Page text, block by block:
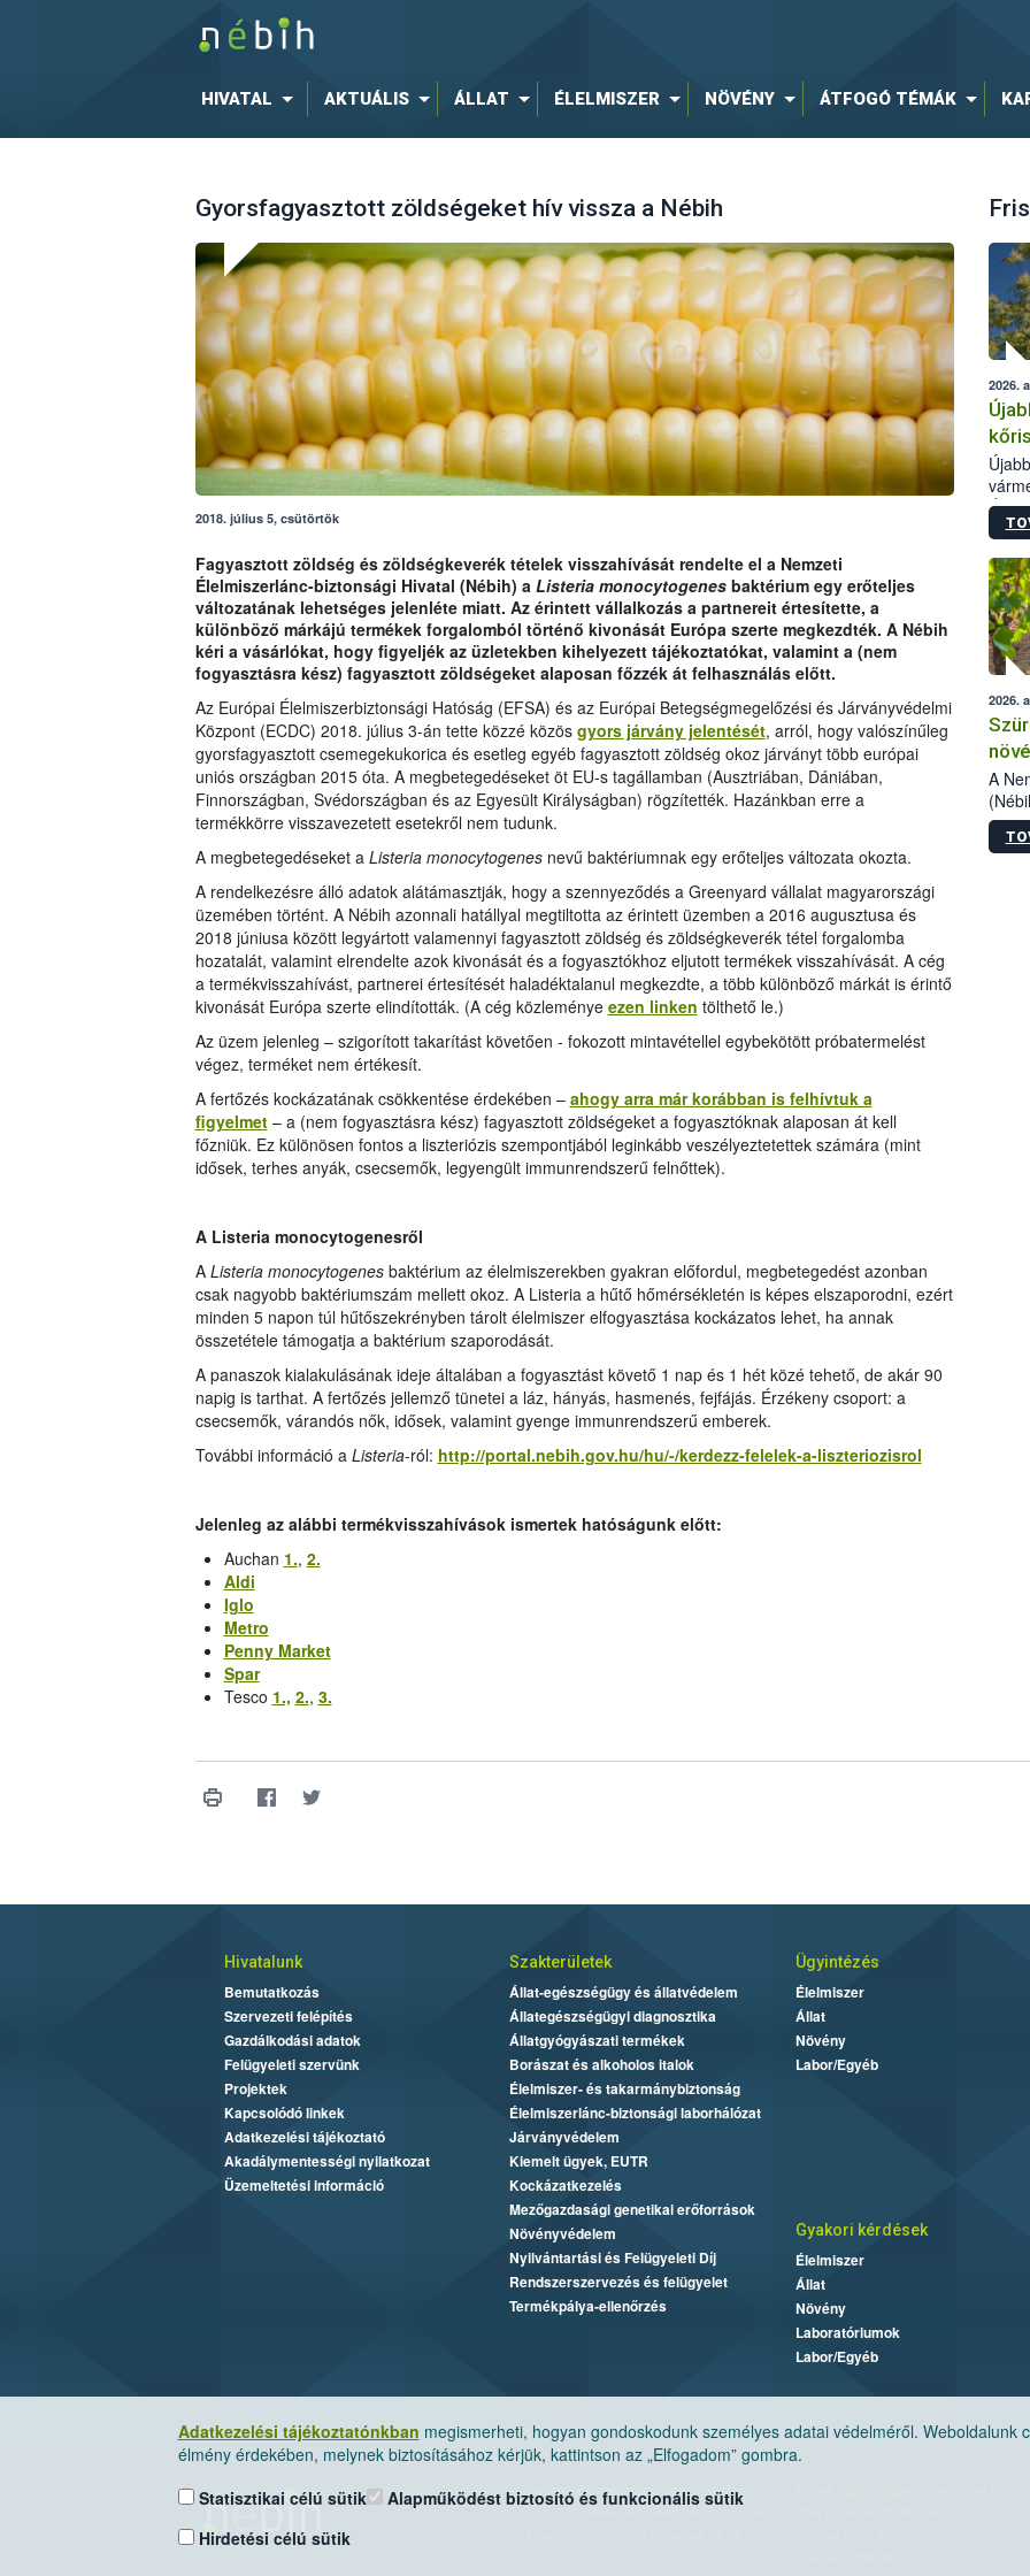
HIVATAL AKTUÁLIS ÁLLAT ÉLELMISZER NÖVÉNY ÁTFOGÓ TÉMÁK
Gyorsfagyasztott zöldségeket hív vissza a Nébih
2018. július 5, csütörtök
Fagyasztott zöldség és zöldségkeverék tételek visszahívását rendelte el a Nemzeti
Élelmiszerlánc-biztonsági Hivatal (Nébih) a Listeria monocytogenesbaktérium egy erőteljes
változatának lehetséges jelenléte miatt. Az érintett vállalkozás a partnereit értesítette, a
különböző márkájú termékek forgalomból történő kivonását Európa szerte megkezdték. A Nébih
kéri a vásárlókat, hogy figyeljék az üzletekben kihelyezett tájékoztatókat, valamint a (nem
fogyasztásra kész) fagyasztott zöldségeket alaposan főzzék át felhasználás előtt.
Az Európai Élelmiszerbiztonsági Hatóság (EFSA) és az Európai Betegségmegelőzési és Járványvédelmi
Központ (ECDC) 2018. július 3-án tette közzé közös gyors járvány jelentését, arról, hogy valószínűleg
gyorsfagyasztott csemegekukorica és esetleg egyéb fagyasztott zöldség okoz járványt több európai
uniós országban 2015 óta. A megbetegedéseket öt EU-s tagállamban (Ausztriában, Dániában,
Finnországban, Svédországban és az Egyesült Királyságban) rögzítették. Hazánkban erre a
termékkörre visszavezetett esetekről nem tudunk.
A megbetegedéseket a Listeria monocytogenesnevű baktériumnak egy erőteljes változata okozta.
A rendelkezésre álló adatok alátámasztják, hogy a szennyeződés a Greenyard vállalat magyarországi
üzemében történt. A Nébih azonnali hatállyal megtiltotta az érintett üzemben a 2016 augusztusa és
2018 júniusa között legyártott valamennyi fagyasztott zöldség és zöldségkeverék tétel forgalomba
hozatalát, valamint elrendelte azok kivonását és a fogyasztókhoz eljutott termékek visszahívását. A cég
a termékvisszahívást, partnerei értesítését haladéktalanul megkezdte, a több különböző márkát is érintő
kivonását Európa szerte elindították. (A cég közleménye ezen linken tölthető le.)
Az üzem jelenleg – szigorított takarítást követően - fokozott mintavétellel egybekötött próbatermelést
végez, terméket nem értékesít.
A fertőzés kockázatának csökkentése érdekében – ahogy arra már korábban is felhívtuk a
figyelmet– a (nem fogyasztásra kész) fagyasztott zöldségeket a fogyasztóknak alaposan át kell
főzniük. Ez különösen fontos a liszteriózis szempontjából leginkább veszélyeztetettek számára (mint
idősek, terhes anyák, csecsemők, legyengült immunrendszerű felnőttek).
A Listeria monocytogenesről
A Listeria monocytogenesbaktérium az élelmiszerekben gyakran előfordul, megbetegedést azonban
csak nagyobb baktériumszám mellett okoz. A Listeria a hűtő hőmérsékletén is képes elszaporodni, ezért
minden 5 napon túl hűtőszekrényben tárolt élelmiszer elfogyasztása kockázatos lehet, ha annak
összetétele támogatja a baktérium szaporodását.
A panaszok kialakulásának ideje általában a fogyasztást követő 1 nap és 1 hét közé tehető, de akár 90
napig is tarthat. A fertőzés jellemző tünetei a láz, hányás, hasmenés, fejfájás. Érzékeny csoport: a
csecsemők, várandós nők, idősek, valamint gyenge immunrendszerű emberek.
További információ a Listeria-ról: http://portal.nebih.gov.hu/hu/-/kerdezz-felelek-a-liszteriozisrol
Jelenleg az alábbi termékvisszahívások ismertek hatóságunk előtt:
Auchan 1., 2.
Aldi
Iglo
Metro
Penny Market
Spar
Tesco 1., 2., 3.
2026.
2026.
A
Adatkezelési tájékoztatónkban megismerheti, hogyan gondoskodunk személyes adatai védelméről. Weboldalunk
élmény érdekében, melynek biztosításához kérjük, kattintson az „Elfogadom” gombra.
Statisztikai célú sütik
Hirdetési célú sütik
Alapműködést biztosító és funkcionális sütik
Hivatalunk
Bemutatkozás
Szervezeti felépítés
Gazdálkodási adatok
Felügyeleti szervünk
Projektek
Kapcsolódó linkek
Adatkezelési tájékoztató
Akadálymentességi nyilatkozat
Üzemeltetési információ
Szakterületek
Állat-egészségügy és állatvédelem
Állategészségügyi diagnosztika
Állatgyógyászati termékek
Borászat és alkoholos italok
Élelmiszer- és takarmánybiztonság
Élelmiszerlánc-biztonsági laborhálózat
Járványvédelem
Kiemelt ügyek, EUTR
Kockázatkezelés
Mezőgazdasági genetikai erőforrások
Növényvédelem
Nyilvántartási és Felügyeleti Díj
Rendszerszervezés és felügyelet
Termékpálya-ellenőrzés
Ügyintézés
Élelmiszer
Állat
Növény
Labor/Egyéb
Gyakori kérdések
Élelmiszer
Állat
Növény
Laboratóriumok
Labor/Egyéb
Nemzeti Élelmiszerlánc-biztonsági Hivatal